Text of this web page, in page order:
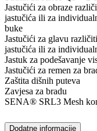
Jastučići za obraze
jastučića ili za
buke
Jastučići za glavu
jastučića ili za
Jastuk za podešavanje
Jastučići za remen za
Zaštita dišnih puteva
Zavjesa za bradu
SENA® SRL3 Mesh
Dodatne informacije